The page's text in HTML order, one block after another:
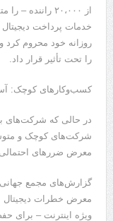
از ۲۰،۰۰۰
خدمات پرداخت دیجیتال
روزانه خود محروم کرد
را تحت تأثیر قرار داد.
کسب‌وکارهای کوچک:
در حالی که شرکت‌های
معرض ضررهای احتمالی
گزارش‌های مجمع
معرض خطرات دیجیتال
ویژه اینترنت – برای